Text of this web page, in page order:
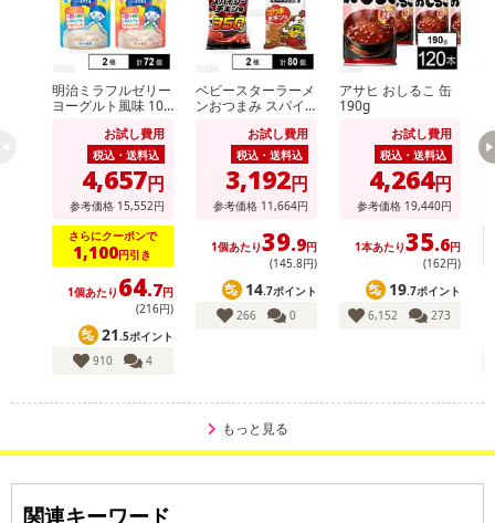
の掲載画像や画像内のバーコードなど、お届け商品と多少異なる場
合がございます。
また、[新たな加工食品の原料原産地表示制度]の経過措置期間の終
了により、商品詳細内に記載の原産国・原材料の表記が旧表記の場
合がございます。
あらかじめご了承いただいた上でお申込みください。なお、本理由
によるお申込み後のキャンセル・返品交換は対応いたしかねます。
【お支払いについて】
※送料はお試し費用に含まれております。
※d払い、PayPay、au PAY、au PAY(auかんたん決済)、ソフトバン
クまとめて支払い、楽天ペイ、メルペイ、AEON Pay、Amazon Pa
yでお支払いの場合、決済のため外部サイトへ遷移します。
※予約商品は決済手段ごとに定められた決済期限日にお支払いを完
さい。
明治ミラフルゼリー
ヨーグルト風味 100
ト風味 100gお試し費用
税込・送料込
4,657円
参考価格 15,552円
さらにクーポンで
1,100円引き
1個あたり 64.7円
(216円)
21.5ポイント
910
4
ベビースターラーメ
ンおつまみ スパイ
ベビースターラーメ
ン コクうまチキン
味 64g
お試し費用
税込・送料込
3,192円
参考価格 11,664円
1個あたり39.9円
(145 .8円)
14.7ポイント
266
0
アサヒ おしるこ 缶
190g
お試し費用
税込・送料込
4,264円
参考価格 19,440円
1本あたり35.6円
(162円)
19.7ポイント
6,152
273
もっと見る
関連キーワード